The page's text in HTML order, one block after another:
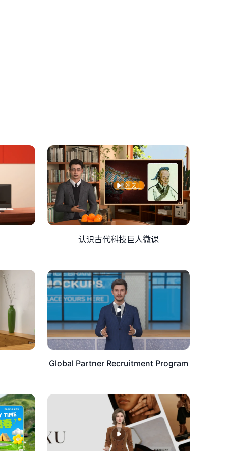
认识古代科技巨人微课
Global Partner Recruitment Program